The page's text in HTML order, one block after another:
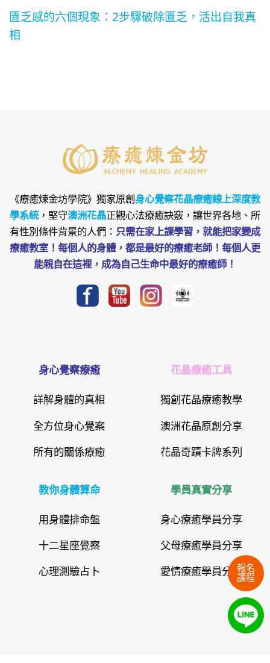
匱乏感的六個現象：2步驟破除匱乏，活出自我真
相
《療癒煉金坊學院》 獨家原創身心覺察花晶療癒線上深度教
學系統，堅守澳洲花晶正觀心法療癒訣竅，讓世界各地、所
有性別條件背景的人們： 只需在家上課學習，就能把家變成
療癒教室！每個人的身體，都是最好的療癒老師！每個人更
能親自在這裡，成為自己生命中最好的療癒師！
身心覺察療癒
詳解身體的真相
全方位身心覺案
所有的關係療癒
花晶療癒工具
獨創花晶療癒教學
澳洲花晶原創分享
花晶奇蹟卡牌系列
教你身體算命
用身體排命盤
十二星座覺察
心理測驗占卜
學員真實分享
身心療癒學員分享
父母療癒學員分享
愛情療癒學員分享報名
課程